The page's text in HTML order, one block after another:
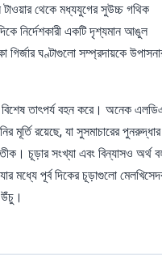
টাওয়ার থেকে মধ্যযুগের সুউচ্চ গথিক
নির্দেশকারী একটি দৃশ্যমান আঙুল
ঘণ্টাগুলো সম্প্রদায়কে
বিশেষ তাৎপর্য বহন করে। অনেক
মূর্তি রয়েছে, যা সুসমাচারের পুনরুদ্ধার
চূড়ার সংখ্যা এবং বিন্যাসও অর্থ
মধ্যে পূর্ব দিকের চূড়াগুলো
উঁচু।